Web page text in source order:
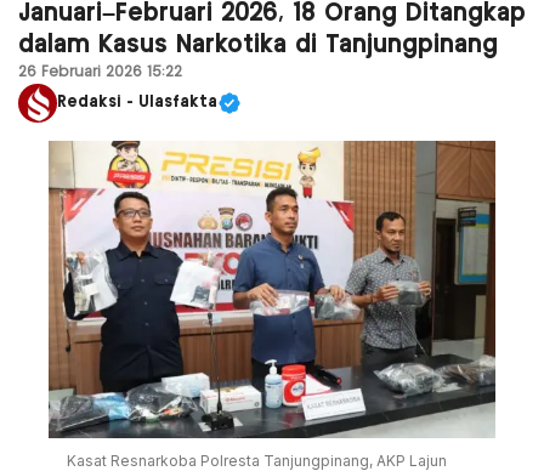
Januari–Februari 2026, 18 Orang Ditangkap
dalam Kasus Narkotika di Tanjungpinang
26 Februari 2026 15:22
Redaksi - Ulasfakta
Kasat Resnarkoba Polresta Tanjungpinang, AKP Lajun